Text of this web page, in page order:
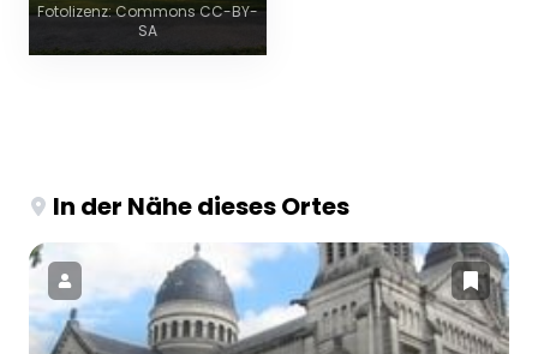
Fotolizenz: Commons CC-BY-
SA
In der Nähe dieses Ortes